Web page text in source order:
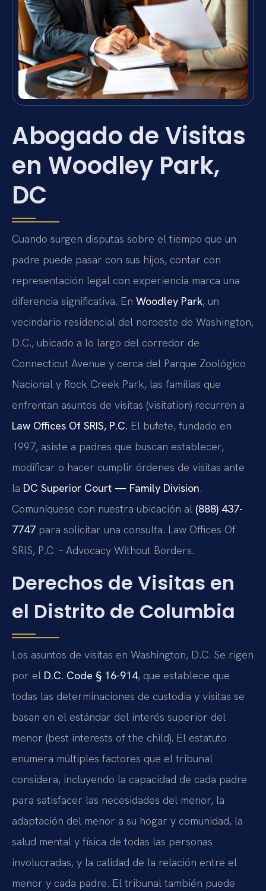
Abogado de Visitas
en Woodley Park,
DC
Cuando surgen disputas sobre el tiempo que un
padre puede pasar con sus hijos, contar con
representación legal con experiencia marca una
diferencia significativa. En Woodley Park, un
vecindario residencial del noroeste de Washington,
D.C., ubicado a lo largo del corredor de
Connecticut Avenue y cerca del Parque Zoológico
Nacional y Rock Creek Park, las familias que
enfrentan asuntos de visitas (visitation) recurren a
Law Offices Of SRIS, P.C. El bufete, fundado en
1997, asiste a padres que buscan establecer,
modificar o hacer cumplir órdenes de visitas ante
la DC Superior Court — Family Division.
Comuníquese con nuestra ubicación al (888) 437-
7747 para solicitar una consulta. Law Offices Of
SRIS, P.C. – Advocacy Without Borders.
Derechos de Visitas en
el Distrito de Columbia
Los asuntos de visitas en Washington, D.C. Se rigen
por el D.C. Code § 16-914, que establece que
todas las determinaciones de custodia y visitas se
basan en el estándar del interés superior del
menor (best interests of the child). El estatuto
enumera múltiples factores que el tribunal
considera, incluyendo la capacidad de cada padre
para satisfacer las necesidades del menor, la
adaptación del menor a su hogar y comunidad, la
salud mental y física de todas las personas
involucradas, y la calidad de la relación entre el
menor y cada padre. El tribunal también puede